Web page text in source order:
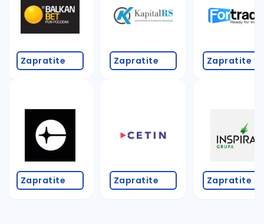
Zapratite
Zapratite
Zapratite
Zapratite
Zapratite
Zapratite